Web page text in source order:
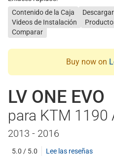
Contenido de la Caja
Videos de Instalación
Comparar
Buy now on
LV ONE EVO
para KTM 1190
2013 - 2016
5.0 / 5.0
Lee las reseñas